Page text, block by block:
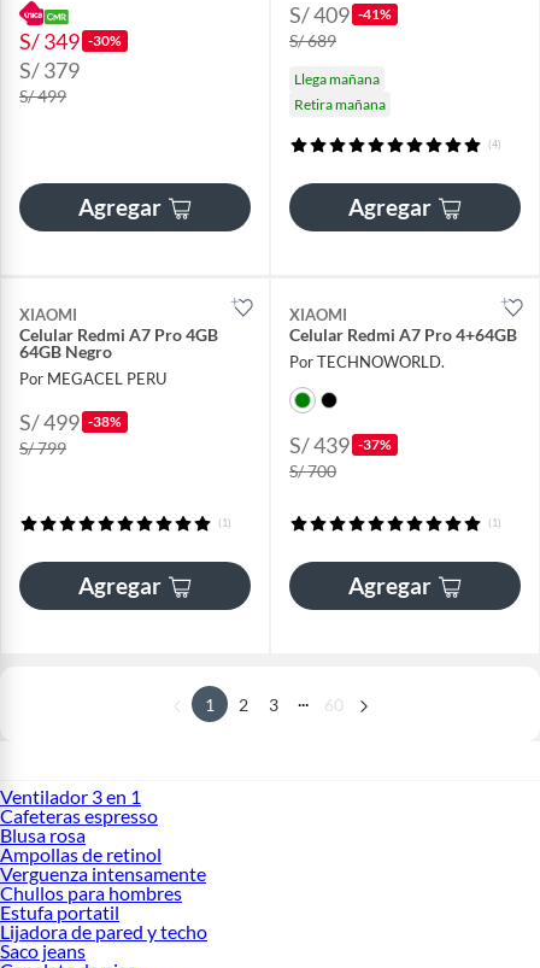
S/ 349 -30%
S/ 379
S/ 499
Agregar
S/ 409 -41%
S/ 689
Llega mañana
Retira mañana
(4)
Agregar
XIAOMI
Celular Redmi A7 Pro 4GB
64GB Negro
Por MEGACEL PERU
S/ 499 -38%
S/ 799
(1)
Agregar
XIAOMI
Celular Redmi A7 Pro 4+64GB
Por TECHNOWORLD.
S/ 439 -37%
S/ 700
(1)
Agregar
1 2 3 ... 60
Ventilador 3 en 1
Cafeteras espresso
Blusa rosa
Ampollas de retinol
Verguenza intensamente
Chullos para hombres
Estufa portatil
Lijadora de pared y techo
Saco jeans